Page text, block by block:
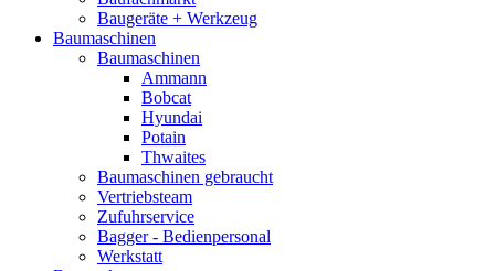
Baugeräte + Werkzeug
Baumaschinen
Baumaschinen
Ammann
Bobcat
Hyundai
Potain
Thwaites
Baumaschinen gebraucht
Vertriebsteam
Zufuhrservice
Bagger - Bedienpersonal
Werkstatt